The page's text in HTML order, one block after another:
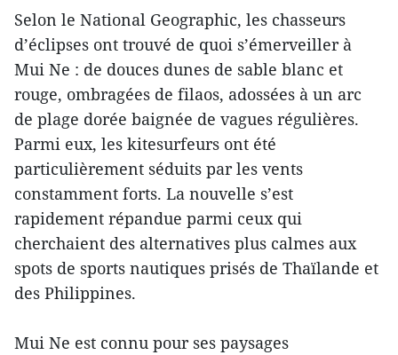
Selon le National Geographic, les chasseurs
d’éclipses ont trouvé de quoi s’émerveiller à
Mui Ne : de douces dunes de sable blanc et
rouge, ombragées de filaos, adossées à un arc
de plage dorée baignée de vagues régulières.
Parmi eux, les kitesurfeurs ont été
particulièrement séduits par les vents
constamment forts. La nouvelle s’est
rapidement répandue parmi ceux qui
cherchaient des alternatives plus calmes aux
spots de sports nautiques prisés de Thaïlande et
des Philippines.
Mui Ne est connu pour ses paysages